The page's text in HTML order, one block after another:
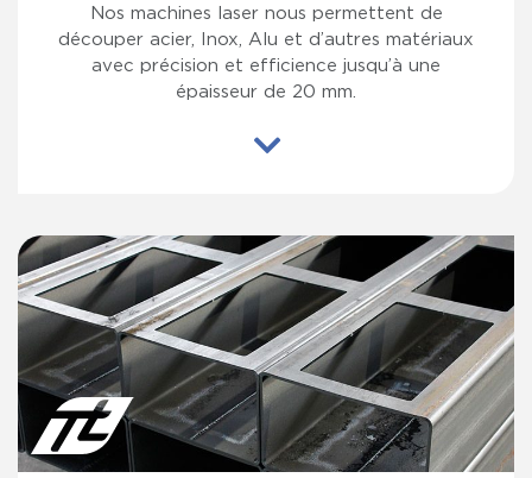
Nos machines laser nous permettent de
découper acier, Inox, Alu et d’autres matériaux
avec précision et efficience jusqu’à une
épaisseur de 20 mm.